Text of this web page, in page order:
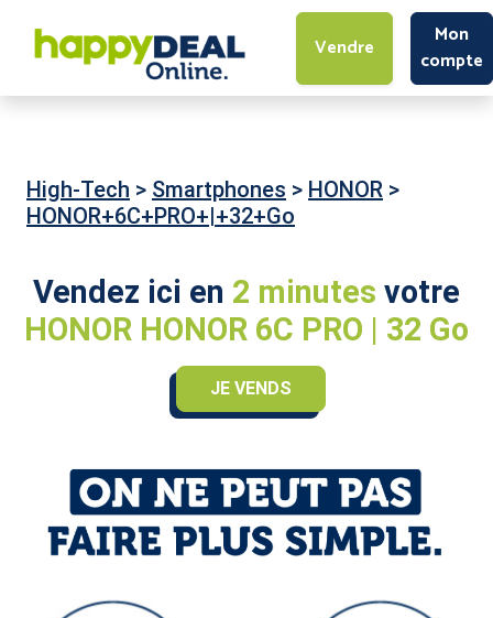
Vendre
Mon
compte
High-Tech > Smartphones > HONOR >
HONOR+6C+PRO+|+32+Go
Vendez ici en 2 minutes votre
HONOR HONOR 6C PRO | 32 Go
JE VENDS